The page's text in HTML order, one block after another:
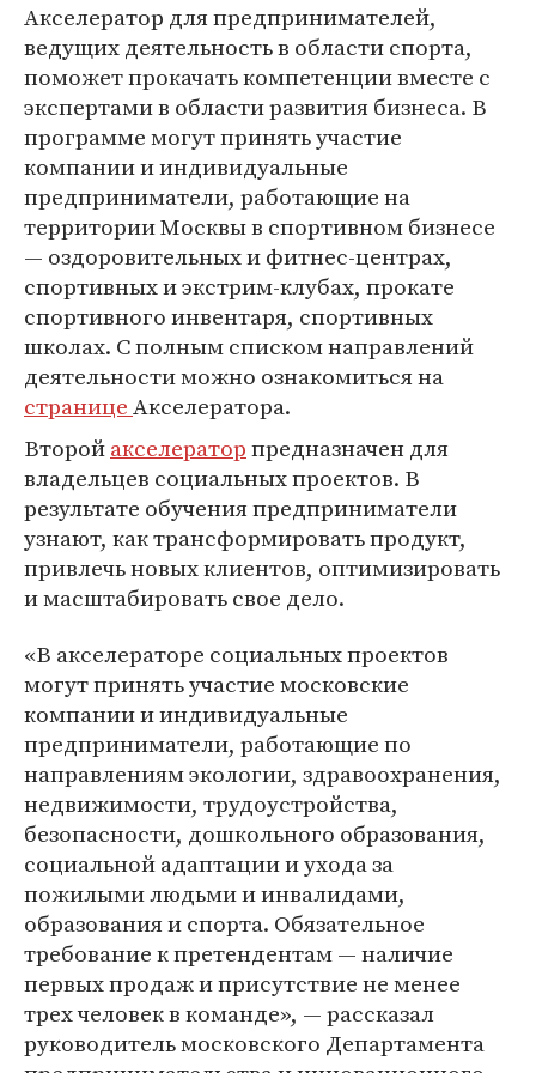
Акселератор для предпринимателей,
ведущих деятельность в области спорта,
поможет прокачать компетенции вместе с
экспертами в области развития бизнеса. В
программе могут принять участие
компании и индивидуальные
предприниматели, работающие на
территории Москвы в спортивном бизнесе
— оздоровительных и фитнес-центрах,
спортивных и экстрим-клубах, прокате
спортивного инвентаря, спортивных
школах. С полным списком направлений
деятельности можно ознакомиться на
страницеАкселератора.
Второйакселераторпредназначен для
владельцев социальных проектов. В
результате обучения предприниматели
узнают, как трансформировать продукт,
привлечь новых клиентов, оптимизировать
и масштабировать свое дело.
«В акселераторе социальных проектов
могут принять участие московские
компании и индивидуальные
предприниматели, работающие по
направлениям экологии, здравоохранения,
недвижимости, трудоустройства,
безопасности, дошкольного образования,
социальной адаптации и ухода за
пожилыми людьми и инвалидами,
образования и спорта. Обязательное
требование к претендентам — наличие
первых продаж и присутствие не менее
трех человек в команде», — рассказал
руководитель московского Департамента